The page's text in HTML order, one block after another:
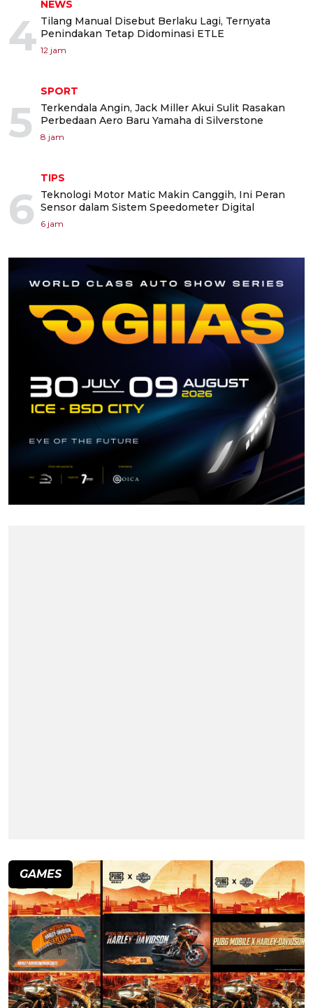
4
NEWS
Tilang Manual Disebut Berlaku Lagi, Ternyata
Penindakan Tetap Didominasi ETLE
12 jam
5
SPORT
Terkendala Angin, Jack Miller Akui Sulit Rasakan
Perbedaan Aero Baru Yamaha di Silverstone
8 jam
6
TIPS
Teknologi Motor Matic Makin Canggih, Ini Peran
Sensor dalam Sistem Speedometer Digital
6 jam
GAMES